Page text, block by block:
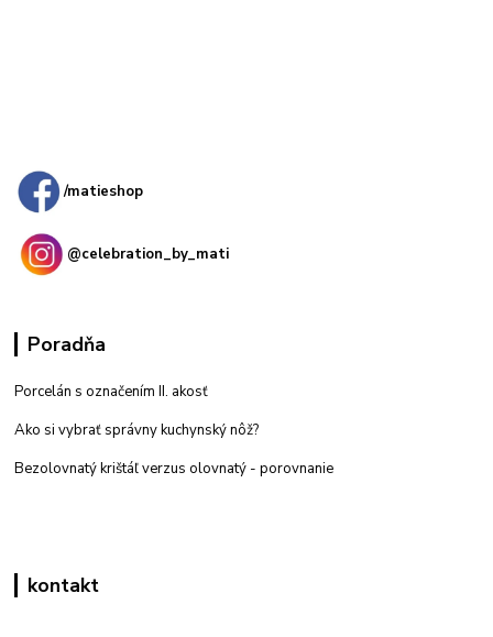
/matieshop
@celebration_by_mati
Poradňa
Porcelán s označením II. akosť
Ako si vybrať správny kuchynský nôž?
Bezolovnatý krištáľ verzus olovnatý - porovnanie
kontakt